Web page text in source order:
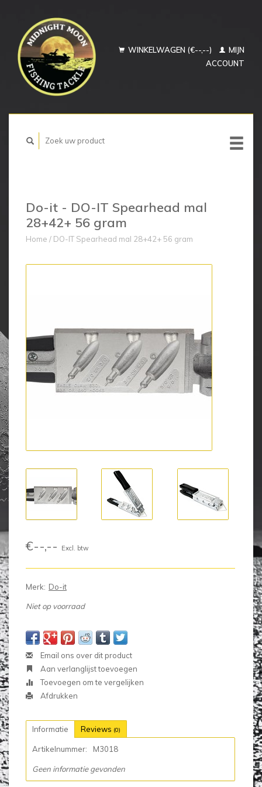
WINKELWAGEN (€--,--)
MIJN
ACCOUNT
Do-it - DO-IT Spearhead mal
28+42+ 56 gram
Home / DO-IT Spearhead mal 28+42+ 56 gram
€--,-- Excl. btw
Merk: Do-it
Niet op voorraad
Email ons over dit product
Aan verlanglijst toevoegen
Toevoegen om te vergelijken
Afdrukken
Informatie Reviews (0)
Artikelnummer: M3018
Geen informatie gevonden